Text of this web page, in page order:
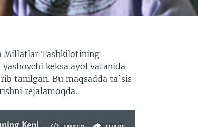
Millatlar Tashkilotining
keksa ayol vatanida
tanilgan. Bu maqsadda ta’sis
rejalamoqda.